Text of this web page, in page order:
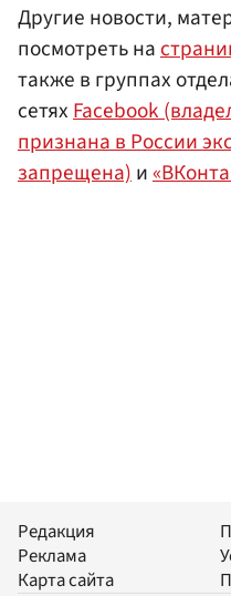
Другие новости,
посмотреть на
также в группах
сетях Facebook
признана в России
запрещена) и
Редакция
Реклама
Карта сайта